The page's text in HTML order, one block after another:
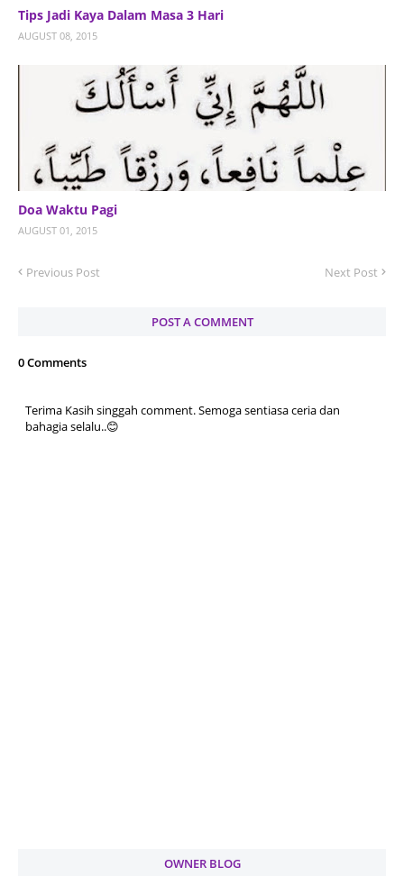
Tips Jadi Kaya Dalam Masa 3 Hari
AUGUST 08, 2015
Doa Waktu Pagi
AUGUST 01, 2015
Previous Post Next Post
POST A COMMENT
0 Comments
Terima Kasih singgah comment. Semoga sentiasa ceria dan
bahagia selalu..😊
OWNER BLOG